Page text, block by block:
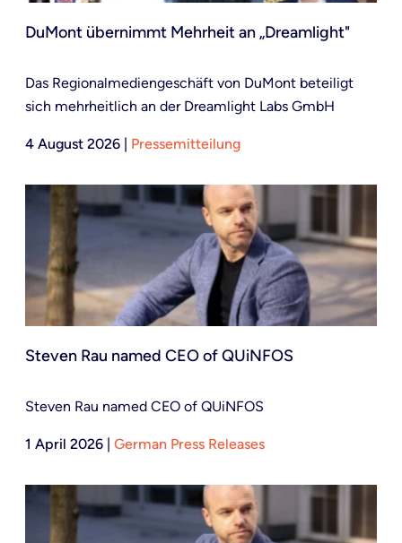
DuMont übernimmt Mehrheit an „Dreamlight"
Das Regionalmediengeschäft von DuMont beteiligt
sich mehrheitlich an der Dreamlight Labs GmbH
4 August 2026 | Pressemitteilung
Steven Rau named CEO of QUiNFOS
Steven Rau named CEO of QUiNFOS
1 April 2026 German Press Releases